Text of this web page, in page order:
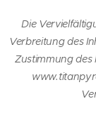
Die
Verbreitung des
Zustimmung des